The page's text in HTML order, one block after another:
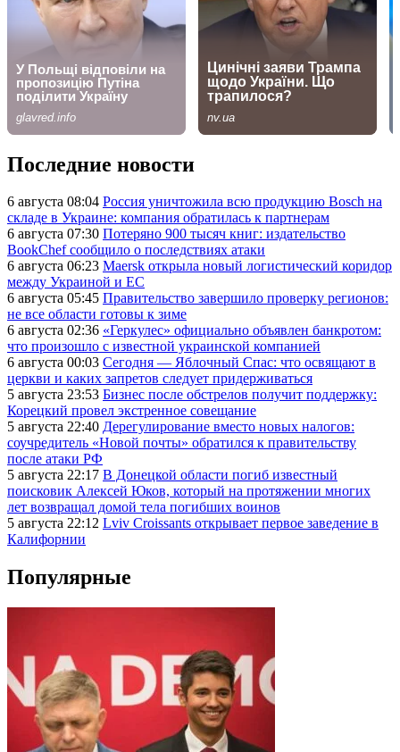
Последние новости
6 августа 08:04 Россия уничтожила всю продукцию Bosch на
складе в Украине: компания обратилась к партнерам
6 августа 07:30 Потеряно 900 тысяч книг: издательство
BookChef сообщило о последствиях атаки
6 августа 06:23 Maersk открыла новый логистический коридор
между Украиной и ЕС
6 августа 05:45 Правительство завершило проверку регионов:
не все области готовы к зиме
6 августа 02:36 «Геркулес» официально объявлен банкротом:
что произошло с известной украинской компанией
6 августа 00:03 Сегодня — Яблочный Спас: что освящают в
церкви и каких запретов следует придерживаться
5 августа 23:53 Бизнес после обстрелов получит поддержку:
Корецкий провел экстренное совещание
5 августа 22:40 Дерегулирование вместо новых налогов:
соучредитель «Новой почты» обратился к правительству
после атаки РФ
5 августа 22:17 В Донецкой области погиб известный
поисковик Алексей Юков, который на протяжении многих
лет возвращал домой тела погибших воинов
5 августа 22:12 Lviv Croissants открывает первое заведение в
Калифорнии
Популярные